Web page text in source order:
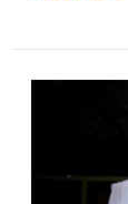
Escolares